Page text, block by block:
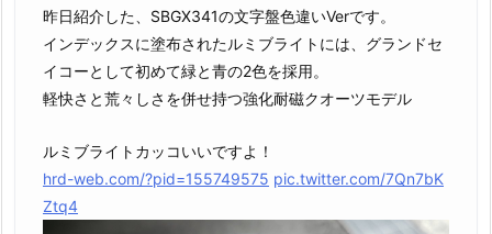
昨日紹介した、SBGX341の文字盤色違いVerです。
インデックスに塗布されたルミブライトには、グランドセ
イコーとして初めて緑と青の2色を採用。
軽快さと荒々しさを併せ持つ強化耐磁クオーツモデル
ルミブライトカッコいいですよ！
hrd-web.com/?pid=155749575 pic.twitter.com/7Qn7bK
Ztq4